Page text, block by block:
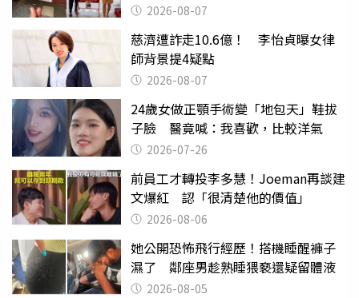
2026-08-07
慈濟遭詐走10.6億！ 李怡貞曝女律
師背景提4疑點
2026-08-07
24歲女做正顎手術變「地包天」鞋拔
子臉 醫竟喊：我喜歡，比較洋氣
2026-07-26
前員工才轉投李多慧！Joeman再談建
文爆紅 認「很清楚他的價值」
2026-08-06
她公開恐怖飛行經歷！搭機睡醒褲子
濕了 鄰座男趁熟睡猥褻還疑留體液
2026-08-05